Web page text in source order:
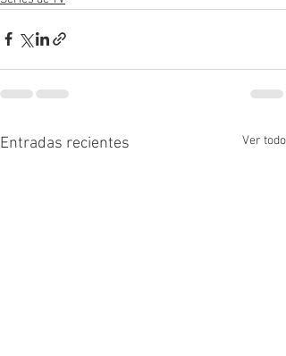
Entradas recientes Ver todo